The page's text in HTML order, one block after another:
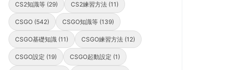
CS2知識等 (29) CS2練習方法 (11)
CSGO (542) CSGO知識等 (139)
CSGO基礎知識 (11) CSGO練習方法 (12)
CSGO設定 (19) CSGO起動設定 (1)